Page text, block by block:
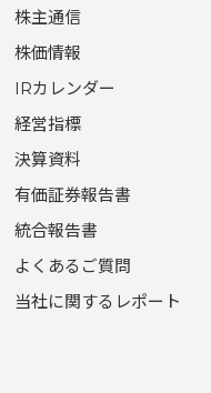
株主通信
株価情報
IRカレンダー
経営指標
決算資料
有価証券報告書
統合報告書
よくあるご質問
当社に関するレポート